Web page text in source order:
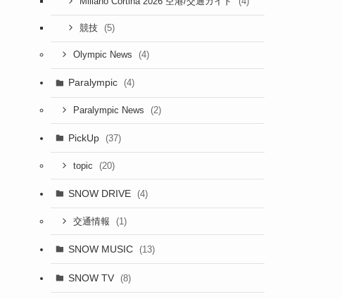
競技 (5)
Olympic News (4)
Paralympic (4)
Paralympic News (2)
PickUp (37)
topic (20)
SNOW DRIVE (4)
交通情報 (1)
SNOW MUSIC (13)
SNOW TV (8)